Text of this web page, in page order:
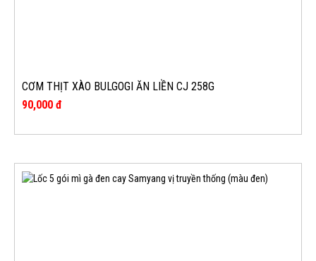
CƠM THỊT XÀO BULGOGI ĂN LIỀN CJ 258G
90,000 đ